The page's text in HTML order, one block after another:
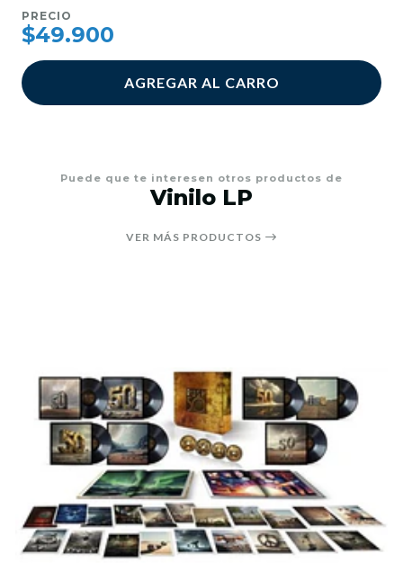
PRECIO
$49.900
AGREGAR AL CARRO
Puede que te interesen otros productos de
Vinilo LP
VER MÁS PRODUCTOS